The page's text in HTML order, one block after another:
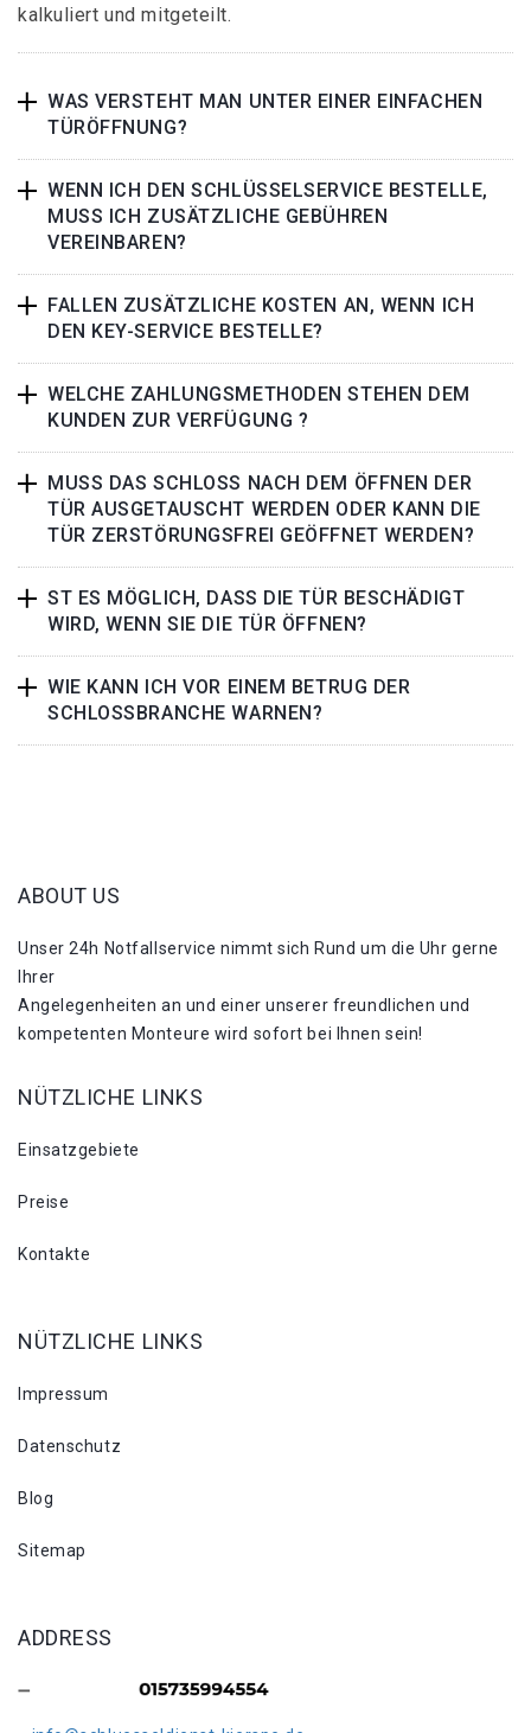
kalkuliert und mitgeteilt.
WAS VERSTEHT MAN UNTER EINER EINFACHEN
TÜRÖFFNUNG?
WENN ICH DEN SCHLÜSSELSERVICE BESTELLE,
MUSS ICH ZUSÄTZLICHE GEBÜHREN
VEREINBAREN?
FALLEN ZUSÄTZLICHE KOSTEN AN, WENN ICH
DEN KEY-SERVICE BESTELLE?
WELCHE ZAHLUNGSMETHODEN STEHEN DEM
KUNDEN ZUR VERFÜGUNG ?
MUSS DAS SCHLOSS NACH DEM ÖFFNEN DER
TÜR AUSGETAUSCHT WERDEN ODER KANN DIE
TÜR ZERSTÖRUNGSFREI GEÖFFNET WERDEN?
ST ES MÖGLICH, DASS DIE TÜR BESCHÄDIGT
WIRD, WENN SIE DIE TÜR ÖFFNEN?
WIE KANN ICH VOR EINEM BETRUG DER
SCHLOSSBRANCHE WARNEN?
ABOUT US
Unser 24h Notfallservice nimmt sich Rund um die Uhr gerne
Ihrer
Angelegenheiten an und einer unserer freundlichen und
kompetenten Monteure wird sofort bei Ihnen sein!
NÜTZLICHE LINKS
Einsatzgebiete
Preise
Kontakte
NÜTZLICHE LINKS
Impressum
Datenschutz
Blog
Sitemap
ADDRESS